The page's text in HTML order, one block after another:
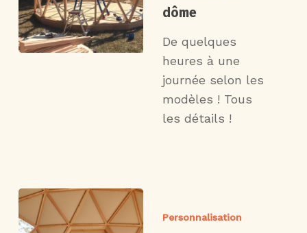
dôme
De quelques
heures à une
journée selon les
modèles ! Tous
les détails !
Personnalisation